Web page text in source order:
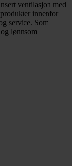
ventilasjon med
innenfor
service. Som
lønnsom